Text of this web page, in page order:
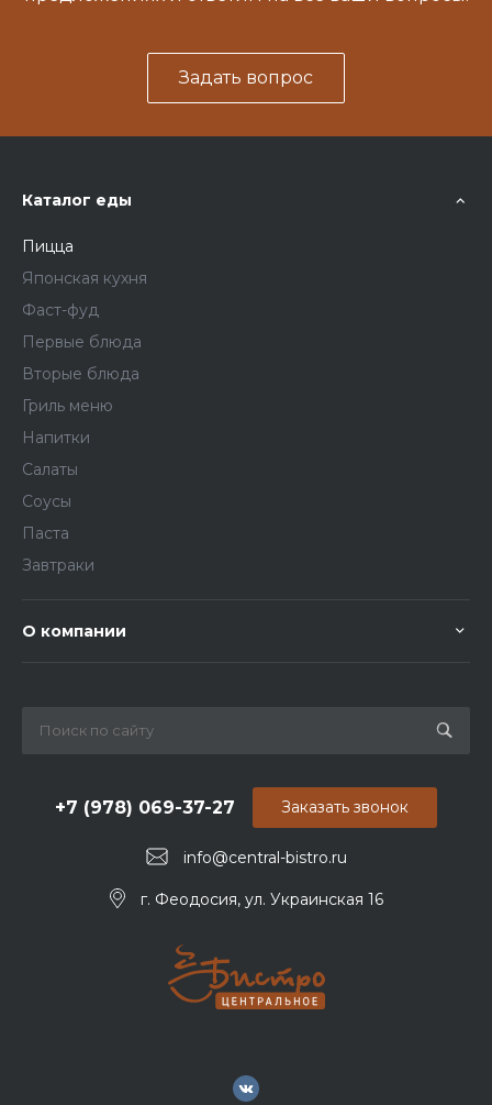
Задать вопрос
Каталог еды
Пицца
Японская кухня
Фаст-фуд
Первые блюда
Вторые блюда
Гриль меню
Напитки
Салаты
Соусы
Паста
Завтраки
О компании
info@central-bistro.ru
+7 (978) 069-37-27
г. Феодосия, ул. Украинская 16
Заказать звонок